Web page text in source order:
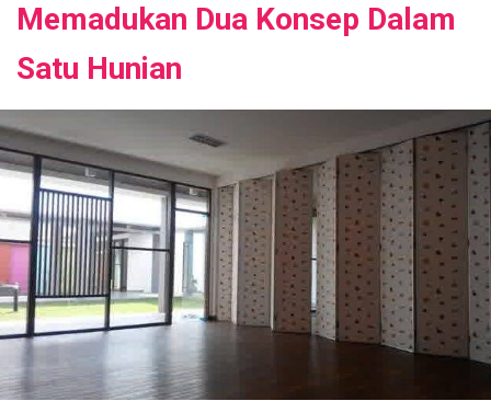
Memadukan Dua Konsep Dalam
Satu Hunian